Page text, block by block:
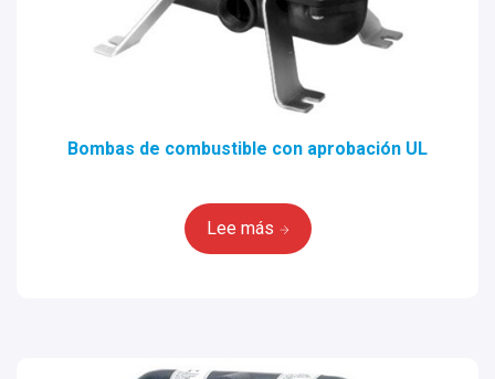
Bombas de combustible con aprobación UL
Lee más